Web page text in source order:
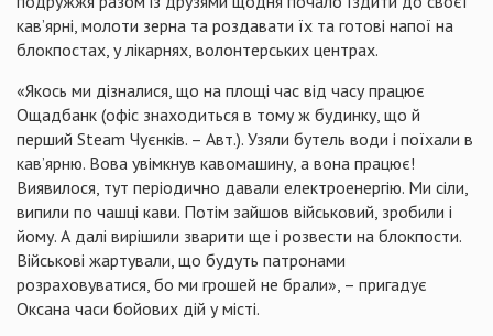
кав’ярні, молоти зерна та роздавати їх та готові напої на
блокпостах, у лікарнях, волонтерських центрах.
«Якось ми дізналися, що на площі час від часу працює
Ощадбанк (офіс знаходиться в тому ж будинку, що й
перший Steam Чуєнків. – Авт.). Узяли бутель води і поїхали в
кав’ярню. Вова увімкнув кавомашину, а вона працює!
Виявилося, тут періодично давали електроенергію. Ми сіли,
випили по чашці кави. Потім зайшов військовий, зробили і
йому. А далі вирішили зварити ще і розвести на блокпости.
Військові жартували, що будуть патронами
розраховуватися, бо ми грошей не брали», – пригадує
Оксана часи бойових дій у місті.